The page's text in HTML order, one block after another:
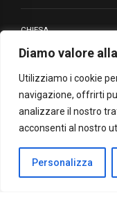
Diamo valore
Utilizziamo i cookie
navigazione, offrirti
analizzare il nostro
acconsenti al nostro
Personalizza
CHIESA
CARITÁ
CULTURA
Facebook